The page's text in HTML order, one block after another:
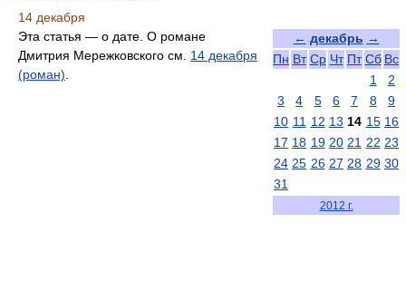
14 декабря
← декабрь →
Пн Вт Ср Чт Пт Сб Вс
1
2
3
4 5 6 7 8
9
10 11 12 13 14 15 16
17 18 19 20 21 22 23
24 25 26 27 28 29 30
31
2012 г.
Эта статья — о дате. О романе
Дмитрия Мережковского см. 14 декабря
(роман)